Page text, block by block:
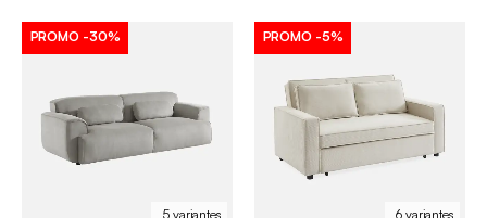
5 variantes
PROMO -30%
6 variantes
PROMO -5%